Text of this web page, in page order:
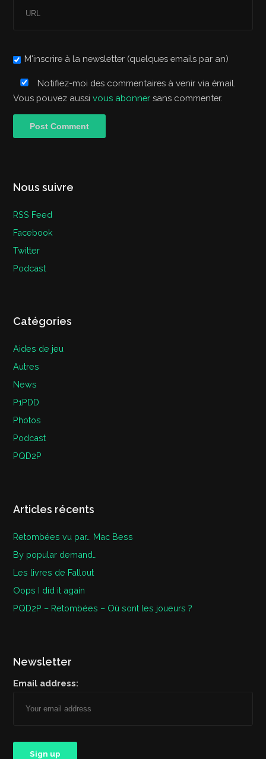
M'inscrire à la newsletter (quelques emails par an)
Notifiez-moi des commentaires à venir via émail.
Vous pouvez aussivous abonner sans commenter.
Nous suivre
RSS Feed
Facebook
Twitter
Podcast
Catégories
Aides de jeu
Autres
News
P1PDD
Photos
Podcast
PQD2P
Articles récents
Retombées vu par… Mac Bess
By popular demand…
Les livres de Fallout
Oops I did it again
PQD2P – Retombées – Où sont les joueurs ?
Newsletter
Email address: